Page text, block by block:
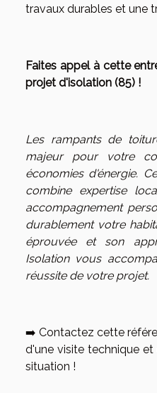
travaux durables et une
Faites appel à cette
projet d'isolation (85) !
Les rampants de
majeur pour votre
économies d'énergie.
combine expertise
accompagnement
durablement votre
éprouvée et son
Isolation vous
réussite de votre projet.
➡️ Contactez cette
d'une visite technique
situation !